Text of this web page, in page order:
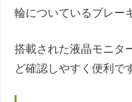
輪についているブレー
搭載された液晶モニタ
ど確認しやすく便利で